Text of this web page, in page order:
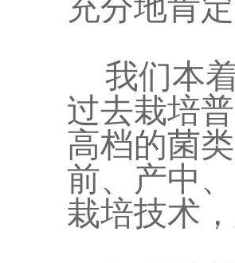
充分地肯
我们本
过去栽培
高档的菌
前、产中
栽培技术